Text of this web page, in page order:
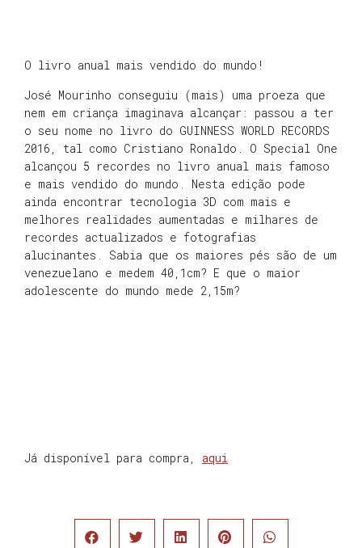
O livro anual mais vendido do mundo!
José Mourinho conseguiu (mais) uma proeza que
nem em criança imaginava alcançar: passou a ter
o seu nome no livro do GUINNESS WORLD RECORDS
2016, tal como Cristiano Ronaldo. O Special One
alcançou 5 recordes no livro anual mais famoso
e mais vendido do mundo. Nesta edição pode
ainda encontrar tecnologia 3D com mais e
melhores realidades aumentadas e milhares de
recordes actualizados e fotografias
alucinantes. Sabia que os maiores pés são de um
venezuelano e medem 40,1cm? E que o maior
adolescente do mundo mede 2,15m?
Já disponível para compra, aqui